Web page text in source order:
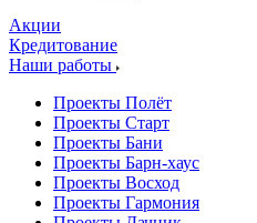
Акции
Кредитование
Наши работы
Проекты Полёт
Проекты Старт
Проекты Бани
Проекты Барн-хаус
Проекты Восход
Проекты Гармония